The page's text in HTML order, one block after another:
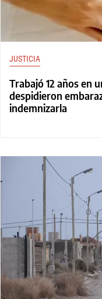
JUSTICIA
Trabajó 12 años en
despidieron
indemnizarla